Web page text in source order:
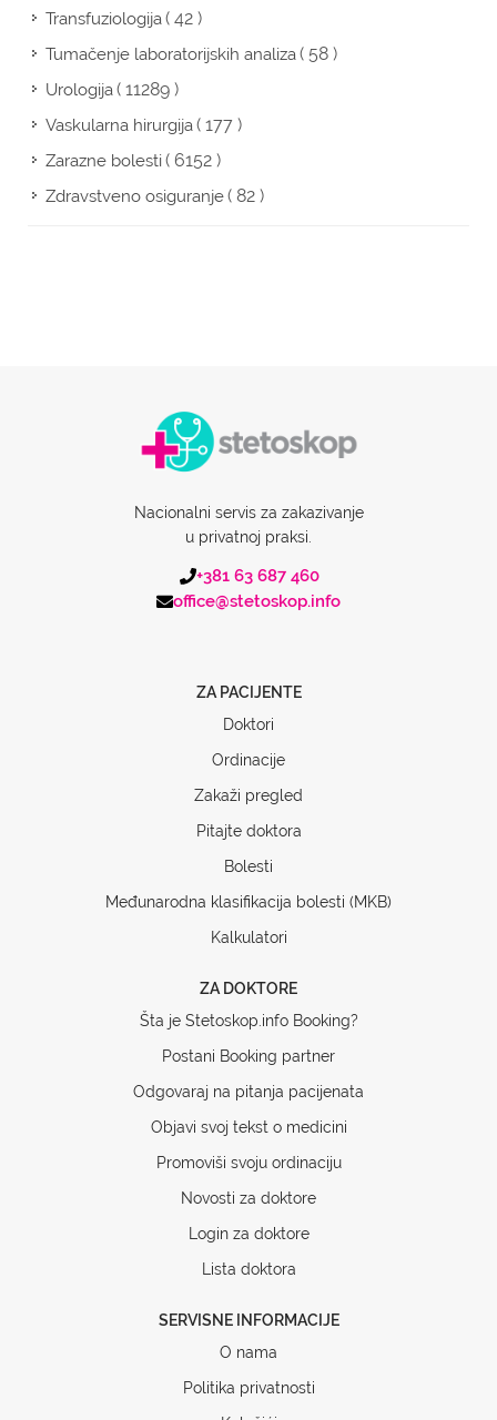
Transfuziologija( 42 )
Tumačenje laboratorijskih analiza( 58 )
Urologija( 11289 )
Vaskularna hirurgija( 177 )
Zarazne bolesti( 6152 )
Zdravstveno osiguranje( 82 )
Nacionalni servis za zakazivanje
u privatnoj praksi.
+381 63 687 460
office@stetoskop.info
ZA PACIJENTE
Doktori
Ordinacije
Zakaži pregled
Pitajte doktora
Bolesti
Međunarodna klasifikacija bolesti (MKB)
Kalkulatori
ZA DOKTORE
Šta je Stetoskop.info Booking?
Postani Booking partner
Odgovaraj na pitanja pacijenata
Objavi svoj tekst o medicini
Promoviši svoju ordinaciju
Novosti za doktore
Login za doktore
Lista doktora
SERVISNE INFORMACIJE
O nama
Politika privatnosti